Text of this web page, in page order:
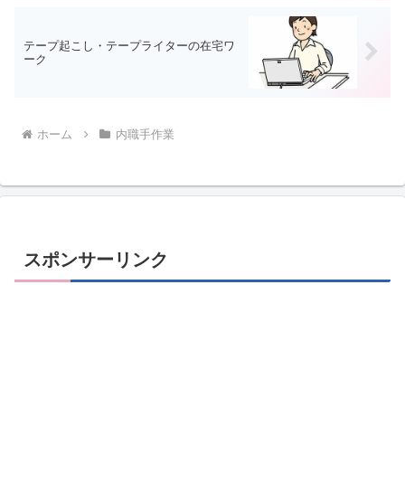
テープ起こし・テープライターの在宅ワ
ーク
ホーム 内職手作業
スポンサーリンク